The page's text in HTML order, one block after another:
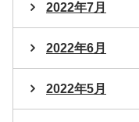
2022年7月
2022年6月
2022年5月